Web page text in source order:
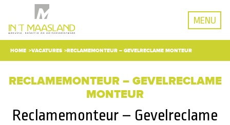
MENU
HOME VACATURES RECLAMEMONTEUR – GEVELRECLAME MONTEUR
RECLAMEMONTEUR – GEVELRECLAME
MONTEUR
Reclamemonteur – Gevelreclame